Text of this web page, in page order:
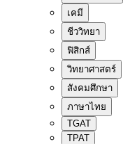
เคมี
ชีววิทยา
ฟิสิกส์
วิทยาศาสตร์
สังคมศึกษา
ภาษาไทย
TGAT
TPAT